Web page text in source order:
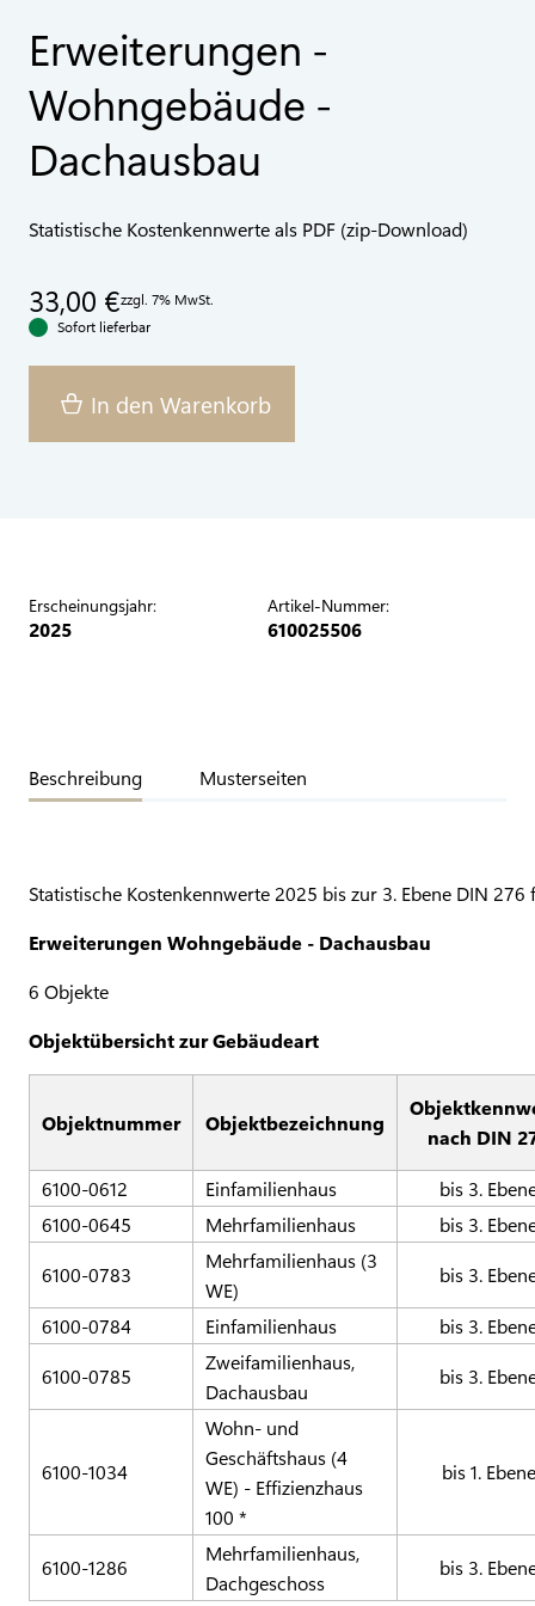
Erweiterungen -
Wohngebäude -
Dachausbau
Statistische Kostenkennwerte als PDF (zip-Download)
33,00 €zzgl. 7% MwSt.
Sofort lieferbar
In den Warenkorb
Erscheinungsjahr:
2025
Artikel-Nummer:
610025506
Beschreibung Musterseiten
Statistische Kostenkennwerte 2025 bis zur 3. Ebene DIN 276
Erweiterungen Wohngebäude - Dachausbau
6 Objekte
Objektübersicht zur Gebäudeart
Objektnummer Objektbezeichnung
nach DIN
6100-0612 Einfamilienhaus
bis 3.
6100-0645
Mehrfamilienhaus
bis 3.
6100-0783
Mehrfamilienhaus (3
WE)
bis 3.
6100-0784 Einfamilienhaus
bis 3.
6100-0785
Zweifamilienhaus,
Dachausbau
bis 3.
6100-1034
Wohn- und
Geschäftshaus (4
WE) - Effizienzhaus
100 *
bis 1. Ebene
6100-1286
Mehrfamilienhaus,
Dachgeschoss
bis 3.